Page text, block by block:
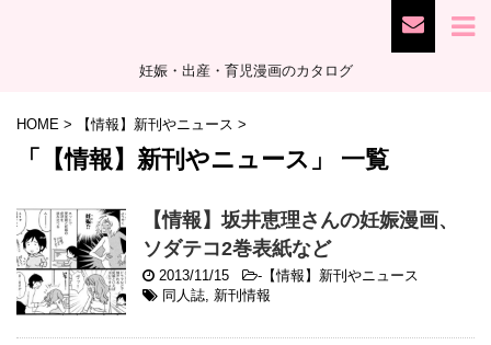
妊娠・出産・育児漫画のカタログ
HOME > 【情報】新刊やニュース >
「【情報】新刊やニュース」 一覧
【情報】坂井恵理さんの妊娠漫画、
ソダテコ2巻表紙など
2013/11/15 - 【情報】新刊やニュース
同人誌, 新刊情報